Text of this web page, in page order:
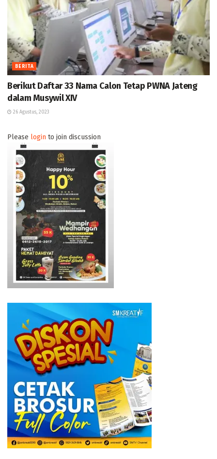
BERITA
Berikut Daftar 33 Nama Calon Tetap PWNA Jateng
dalam Musywil XIV
26 Agustus, 2023
Please login to join discussion